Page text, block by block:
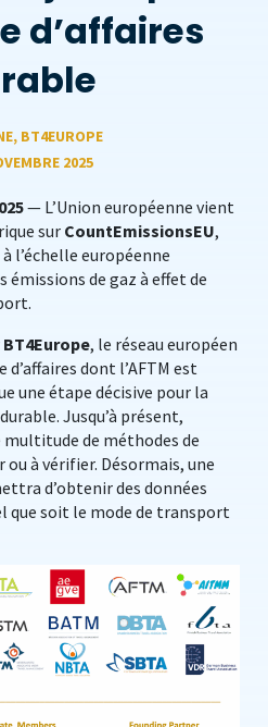
d’affaires
, BT4EUROPE
2025
— L’Union européenne vient
sur CountEmissionsEU,
l’échelle européenne
de gaz à effet de
BT4Europe, le réseau européen
d’affaires dont l’AFTM est
une étape décisive pour la
Jusqu’à présent,
multitude de méthodes de
à vérifier. Désormais, une
d’obtenir des données
que soit le mode de transport